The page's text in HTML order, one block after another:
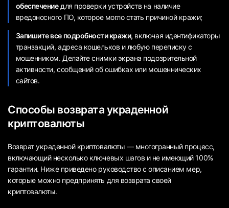
обеспечениедля проверки устройств на наличие
вредоносного ПО, которое могло стать причиной кражи;
Запишите все подробности кражи, включая идентификаторы
транзакций, адреса кошельков и любую переписку с
мошенником. Делайте снимки экрана подозрительной
активности, сообщений об ошибках или мошеннических
сайтов.
Способы возврата украденной
криптовалюты
Возврат украденной криптовалюты — многогранный процесс,
включающий несколько ключевых шагов и не имеющий 100%
гарантии. Ниже приведено руководство с описанием мер,
которые можно предпринять для возврата своей
криптовалюты.